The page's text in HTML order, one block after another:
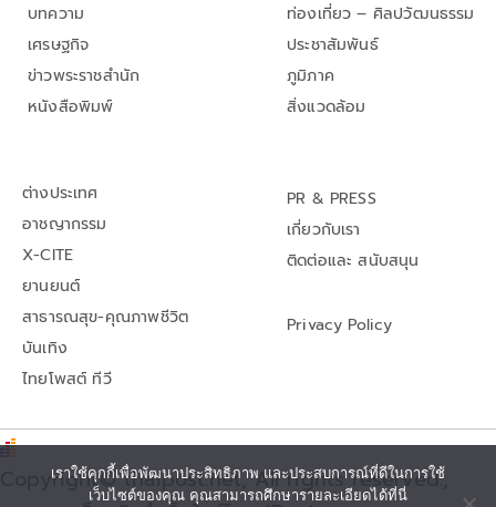
บทความ
เศรษฐกิจ
ข่าวพระราชสำนัก
หนังสือพิมพ์
ท่องเที่ยว – ศิลปวัฒนธรรม
ประชาสัมพันธ์
ภูมิภาค
สิ่งแวดล้อม
ต่างประเทศ
อาชญากรรม
X-CITE
ยานยนต์
สาธารณสุข-คุณภาพชีวิต
บันเทิง
ไทยโพสต์ ทีวี
PR & PRESS
เกี่ยวกับเรา
ติดต่อและ สนับสนุน
Privacy Policy
Copyright© thaipost.net, All rights reserved.,
เราใช้คุกกี้เพื่อพัฒนาประสิทธิภาพ และประสบการณ์ที่ดีในการใช้
เว็บไซต์ของคุณ คุณสามารถศึกษารายละเอียดได้ที่นี่